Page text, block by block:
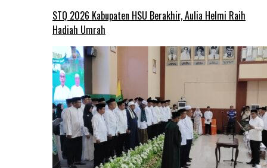
STQ 2026 Kabupaten HSU Berakhir, Aulia Helmi Raih
Hadiah Umrah